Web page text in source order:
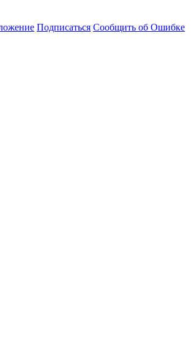
Подписаться Сообщить об Ошибке